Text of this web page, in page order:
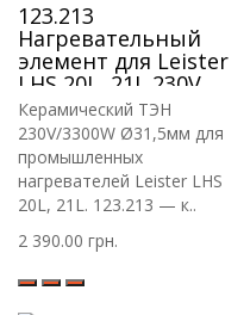
123.213
Нагревательный
элемент для Leister
LHS 20L, 21L 230V
3300W 3-PIN
Керамический ТЭН
230V/3300W Ø31,5мм для
промышленных
нагревателей Leister LHS
20L, 21L. 123.213 — к..
2 390.00 грн.